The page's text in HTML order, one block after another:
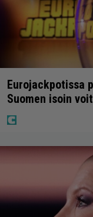
Eurojackpotissa
Suomen isoin